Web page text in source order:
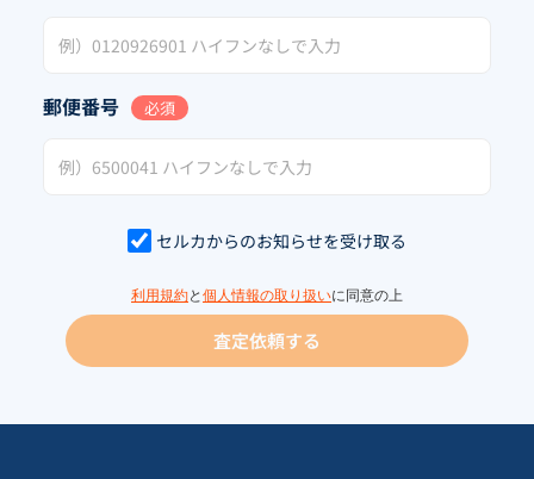
郵便番号 必須
セルカからのお知らせを受け取る
利用規約と 個人情報の取り扱いに同意の上
査定依頼する